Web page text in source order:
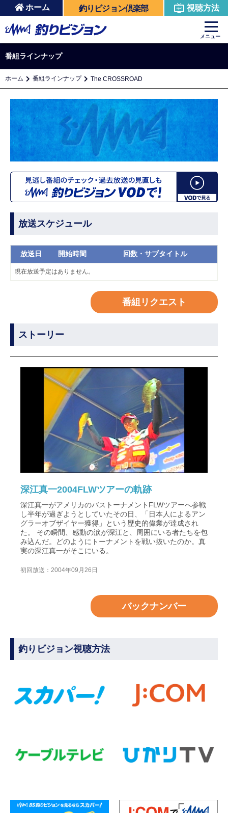
ホーム 釣りビジョン倶楽部 視聴方法
メニュー
番組ラインナップ
ホーム 番組ラインナップ The CROSSROAD
放送スケジュール
放送日 開始時間 回数・サブタイトル
現在放送予定はありません。
番組リクエスト
ストーリー
深江真一2004FLWツアーの軌跡
深江真一がアメリカのバストーナメントFLWツアーへ参戦
し半年が過ぎようとしていたその日、「日本人によるアン
グラーオブザイヤー獲得」という歴史的偉業が達成され
た。 その瞬間、感動の涙が深江と、周囲にいる者たちを包
み込んだ。どのようにトーナメントを戦い抜いたのか。真
実の深江真一がそこにいる。
初回放送：2004年09月26日
バックナンバー
釣りビジョン視聴方法